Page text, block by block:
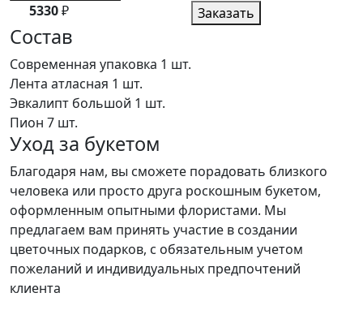
5330₽ Заказать
Состав
Современная упаковка 1 шт.
Лента атласная 1 шт.
Эвкалипт большой 1 шт.
Пион 7 шт.
Уход за букетом
Благодаря нам, вы сможете порадовать близкого
человека или просто друга роскошным букетом,
оформленным опытными флористами. Мы
предлагаем вам принять участие в создании
цветочных подарков, с обязательным учетом
пожеланий и индивидуальных предпочтений
клиента